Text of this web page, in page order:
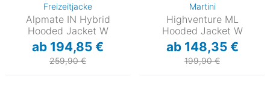
Freizeitjacke
Alpmate IN Hybrid
Hooded Jacket W
ab 194,85 €
259,90 €
Martini
Highventure ML
Hooded Jacket W
ab 148,35 €
199,90 €